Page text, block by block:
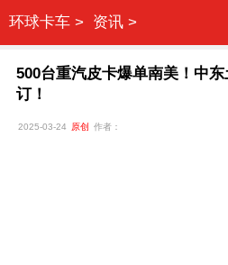
环球卡车 > 资讯 >
500台重汽皮卡爆单南美！中
订！
2025-03-24 原创 作者：